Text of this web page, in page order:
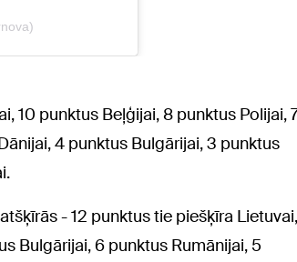
10 punktus Beļģijai, 8 punktus Polijai,
4 punktus Bulgārijai, 3 punktus
- 12 punktus tie piešķīra Lietuvai,
Bulgārijai, 6 punktus Rumānijai, 5